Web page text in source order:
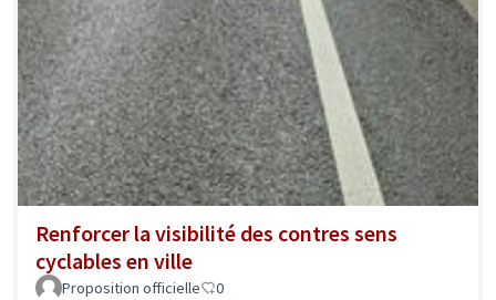
Renforcer la visibilité des contres sens
cyclables en ville
Proposition officielle 0